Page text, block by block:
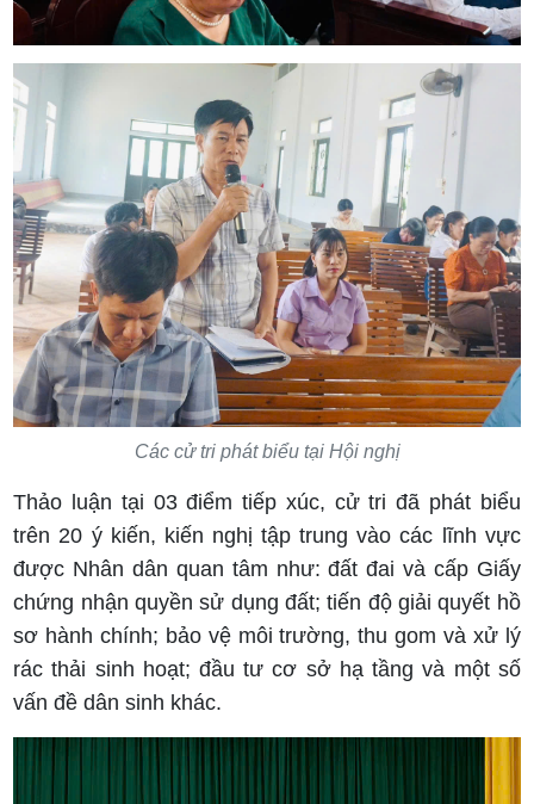
Các cử tri phát biểu tại Hội nghị
Thảo luận tại 03 điểm tiếp xúc, cử tri đã phát biểu
trên 20 ý kiến, kiến nghị tập trung vào các lĩnh vực
được Nhân dân quan tâm như: đất đai và cấp Giấy
chứng nhận quyền sử dụng đất; tiến độ giải quyết hồ
sơ hành chính; bảo vệ môi trường, thu gom và xử lý
rác thải sinh hoạt; đầu tư cơ sở hạ tầng và một số
vấn đề dân sinh khác.